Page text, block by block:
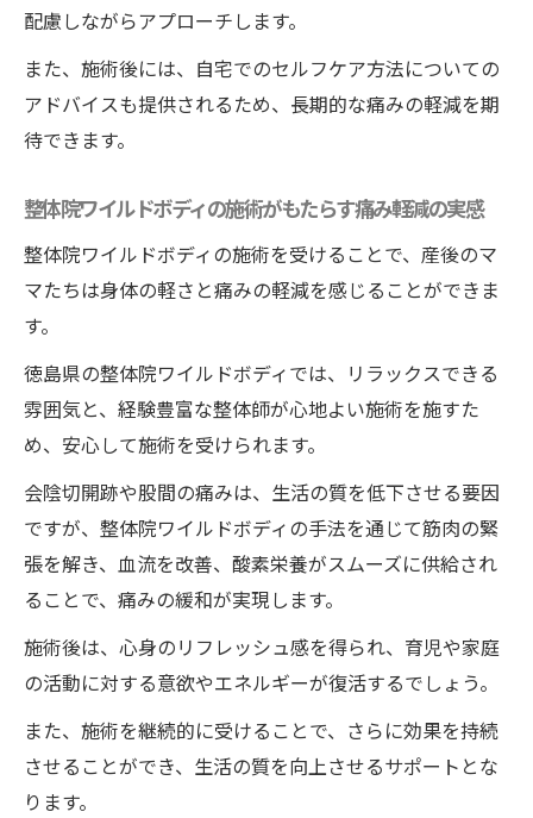
配慮しながらアプローチします。
また、施術後には、自宅でのセルフケア方法についての
アドバイスも提供されるため、長期的な痛みの軽減を期
待できます。
整体院ワイルドボディの施術がもたらす痛み軽減の実感
整体院ワイルドボディの施術を受けることで、産後のマ
マたちは身体の軽さと痛みの軽減を感じることができま
す。
徳島県の整体院ワイルドボディでは、リラックスできる
雰囲気と、経験豊富な整体師が心地よい施術を施すた
め、安心して施術を受けられます。
会陰切開跡や股間の痛みは、生活の質を低下させる要因
ですが、整体院ワイルドボディの手法を通じて筋肉の緊
張を解き、血流を改善、酸素栄養がスムーズに供給され
ることで、痛みの緩和が実現します。
施術後は、心身のリフレッシュ感を得られ、育児や家庭
の活動に対する意欲やエネルギーが復活するでしょう。
また、施術を継続的に受けることで、さらに効果を持続
させることができ、生活の質を向上させるサポートとな
ります。